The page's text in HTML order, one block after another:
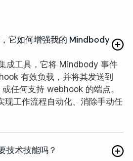
它如何增强我的 Mindbody
成工具，它将 Mindbody 事件
有效负载，并将其发送到
任何支持 webhook 的端点。
现工作流程自动化、消除手动任
技术技能吗？